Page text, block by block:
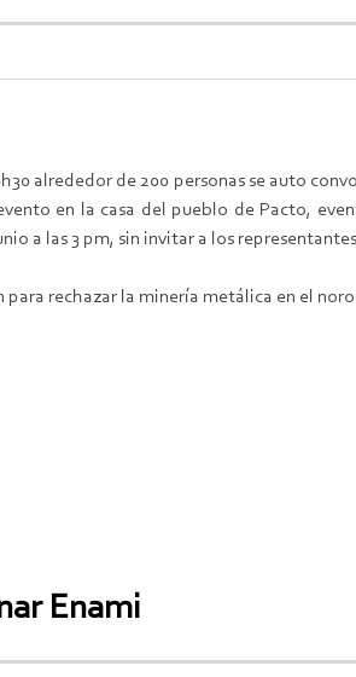
alrededor de 200 personas se auto
en la casa del pueblo de Pacto,
a las 3 pm, sin invitar a los
rechazar la minería metálica en el
Enami